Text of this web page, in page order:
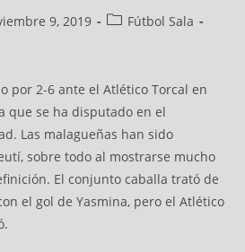
9, 2019
Fútbol Sala
por 2-6 ante el Atlético Torcal en
que se ha disputado en el
Las malagueñas han sido
sobre todo al mostrarse mucho
El conjunto caballa trató de
el gol de Yasmina, pero el Atlético